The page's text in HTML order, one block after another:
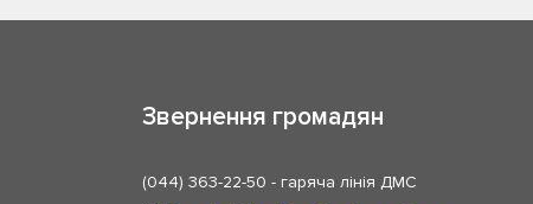
Звернення громадян
(044) 363-22-50 - гаряча лінія ДМС